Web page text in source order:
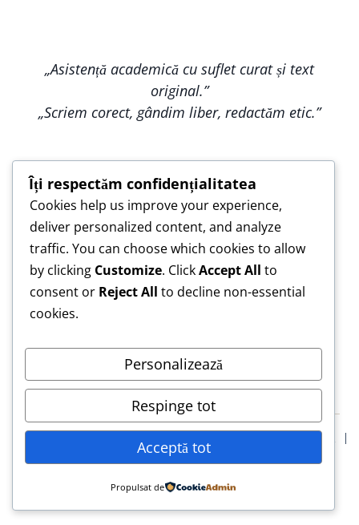
„Asistență academică cu suflet curat și text
original.”
„Scriem corect, gândim liber, redactăm etic.”
„Construim împreună, nu copiem — pentru o
lucrare care te reprezintă.”
„Asistență de încredere pentru lucrări scrise cu
responsabilitate.”
© 2026 LucrăriLicență.eu
Blog
Declarație Etică
Solicită Asistență Etică Lucrare de Licență
Îți respectăm confidențialitatea
Cookies help us improve your experience,
deliver personalized content, and analyze
traffic. You can choose which cookies to allow
by clicking Customize. ClickAccept All to
consent or Reject All to decline non-essential
cookies.
Personalizează
Respinge tot
Acceptă tot
Propulsat de